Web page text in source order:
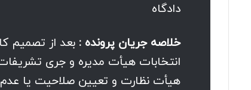
دادگاه
خلاصه جریان پرونده : بعد از تصمیم
انتخابات هیأت مدیره و جری